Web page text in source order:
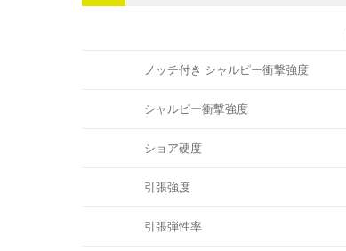
ノッチ付き シャルピー衝撃強度
シャルピー衝撃強度
ショア硬度
引張強度
引張弾性率